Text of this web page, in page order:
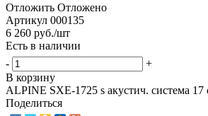
Отложить Отложено
Артикул 000135
6 260 руб./шт
Есть в наличии
-
+
В корзину
ALPINE SXE-1725 s акустич. система 17
Поделиться